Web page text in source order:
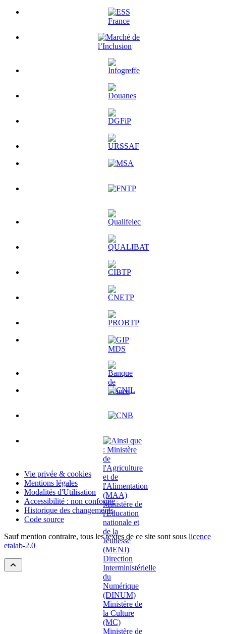
Vie privée & cookies
Mentions légales
Modalités d'Utilisation
Accessibilité : non conforme
Historique des changements
Code source
Sauf mention contraire, tous les textes de ce site sont sous licence
etalab-2.0